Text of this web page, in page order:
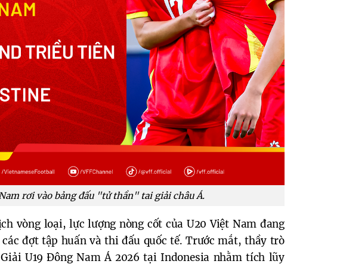
rơi vào bảng đấu "tử thần" tai giải châu Á.
vòng loại, lực lượng nòng cốt của U20 Việt Nam đang
đợt tập huấn và thi đấu quốc tế. Trước mắt, thầy trò
U19 Đông Nam Á 2026 tại Indonesia nhằm tích lũy